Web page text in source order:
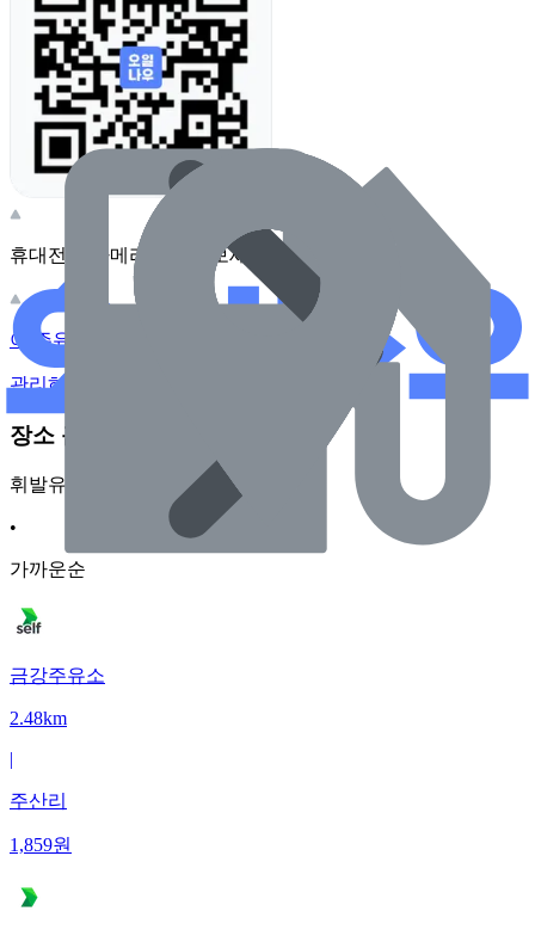
휴대전화 카메라로 찍어보세요
이 주유소의 사장님이신가요?
관리하기
장소 근처 주유소
휘발유
•
가까운순
금강주유소
2.48km
|
주산리
1,859원